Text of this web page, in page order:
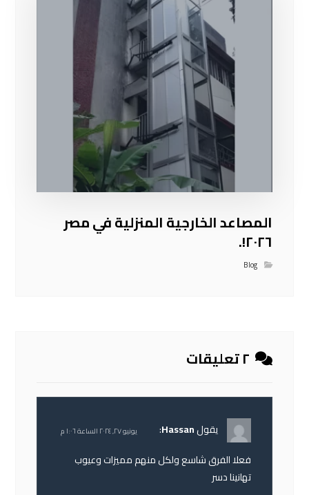
المصاعد الخارجية المنزلية في مصر
٢٠٢٦!.
Blog
٢ تعليقات
يقولHassan
: يونيو ٢٧, ٢٠٢٤ الساعة ١:٠٦ م
فعلا الفرق شاسع ولكل منهم مميزات وعيوب
تهانينا دسر